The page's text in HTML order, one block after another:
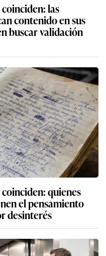
las
contenido en sus
buscar validación
quienes
el pensamiento
desinterés